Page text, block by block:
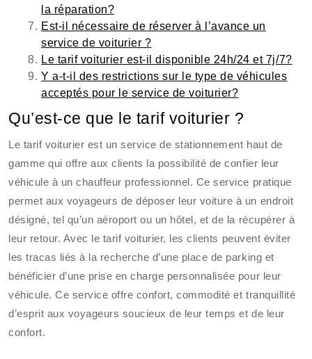
la réparation?
Est-il nécessaire de réserver à l’avance un
service de voiturier ?
Le tarif voiturier est-il disponible 24h/24 et 7j/7?
Y a-t-il des restrictions sur le type de véhicules
acceptés pour le service de voiturier?
Qu’est-ce que le tarif voiturier ?
Le tarif voiturier est un service de stationnement haut de
gamme qui offre aux clients la possibilité de confier leur
véhicule à un chauffeur professionnel. Ce service pratique
permet aux voyageurs de déposer leur voiture à un endroit
désigné, tel qu’un aéroport ou un hôtel, et de la récupérer à
leur retour. Avec le tarif voiturier, les clients peuvent éviter
les tracas liés à la recherche d’une place de parking et
bénéficier d’une prise en charge personnalisée pour leur
véhicule. Ce service offre confort, commodité et tranquillité
d’esprit aux voyageurs soucieux de leur temps et de leur
confort.